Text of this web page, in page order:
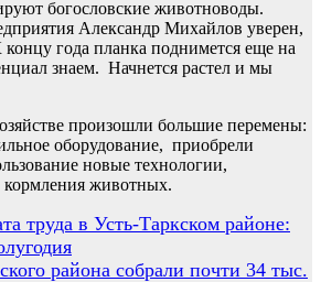
богословские животноводы.
Александр Михайлов уверен,
года планка поднимется еще на
знаем. Начнется растел и мы
произошли большие перемены:
оборудование, приобрели
новые технологии,
кормления животных.
труда в Усть-Таркском районе:
района собрали почти 34 тыс.